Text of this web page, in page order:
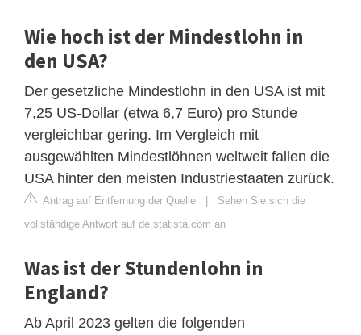
Wie hoch ist der Mindestlohn in
den USA?
Der gesetzliche Mindestlohn in den USA ist mit
7,25 US-Dollar (etwa 6,7 Euro) pro Stunde
vergleichbar gering. Im Vergleich mit
ausgewählten Mindestlöhnen weltweit fallen die
USA hinter den meisten Industriestaaten zurück.
Antrag auf Entfernung der Quelle | Sehen Sie sich die
vollständige Antwort auf de.statista.com an
Was ist der Stundenlohn in
England?
Ab April 2023 gelten die folgenden